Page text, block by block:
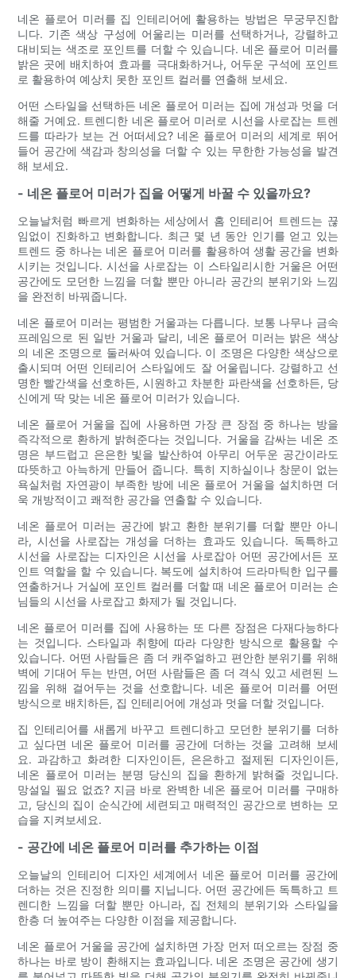
네온 플로어 미러를 집 인테리어에 활용하는 방법은 무궁무진합
니다. 기존 색상 구성에 어울리는 미러를 선택하거나, 강렬하고
대비되는 색조로 포인트를 더할 수 있습니다. 네온 플로어 미러를
밝은 곳에 배치하여 효과를 극대화하거나, 어두운 구석에 포인트
로 활용하여 예상치 못한 포인트 컬러를 연출해 보세요.
어떤 스타일을 선택하든 네온 플로어 미러는 집에 개성과 멋을 더
해줄 거예요. 트렌디한 네온 플로어 미러로 시선을 사로잡는 트렌
드를 따라가 보는 건 어떠세요? 네온 플로어 미러의 세계로 뛰어
들어 공간에 색감과 창의성을 더할 수 있는 무한한 가능성을 발견
해 보세요.
- 네온 플로어 미러가 집을 어떻게 바꿀 수 있을까요?
오늘날처럼 빠르게 변화하는 세상에서 홈 인테리어 트렌드는 끊
임없이 진화하고 변화합니다. 최근 몇 년 동안 인기를 얻고 있는
트렌드 중 하나는 네온 플로어 미러를 활용하여 생활 공간을 변화
시키는 것입니다. 시선을 사로잡는 이 스타일리시한 거울은 어떤
공간에도 모던한 느낌을 더할 뿐만 아니라 공간의 분위기와 느낌
을 완전히 바꿔줍니다.
네온 플로어 미러는 평범한 거울과는 다릅니다. 보통 나무나 금속
프레임으로 된 일반 거울과 달리, 네온 플로어 미러는 밝은 색상
의 네온 조명으로 둘러싸여 있습니다. 이 조명은 다양한 색상으로
출시되며 어떤 인테리어 스타일에도 잘 어울립니다. 강렬하고 선
명한 빨간색을 선호하든, 시원하고 차분한 파란색을 선호하든, 당
신에게 딱 맞는 네온 플로어 미러가 있습니다.
네온 플로어 거울을 집에 사용하면 가장 큰 장점 중 하나는 방을
즉각적으로 환하게 밝혀준다는 것입니다. 거울을 감싸는 네온 조
명은 부드럽고 은은한 빛을 발산하여 아무리 어두운 공간이라도
따뜻하고 아늑하게 만들어 줍니다. 특히 지하실이나 창문이 없는
욕실처럼 자연광이 부족한 방에 네온 플로어 거울을 설치하면 더
욱 개방적이고 쾌적한 공간을 연출할 수 있습니다.
네온 플로어 미러는 공간에 밝고 환한 분위기를 더할 뿐만 아니
라, 시선을 사로잡는 개성을 더하는 효과도 있습니다. 독특하고
시선을 사로잡는 디자인은 시선을 사로잡아 어떤 공간에서든 포
인트 역할을 할 수 있습니다. 복도에 설치하여 드라마틱한 입구를
연출하거나 거실에 포인트 컬러를 더할 때 네온 플로어 미러는 손
님들의 시선을 사로잡고 화제가 될 것입니다.
네온 플로어 미러를 집에 사용하는 또 다른 장점은 다재다능하다
는 것입니다. 스타일과 취향에 따라 다양한 방식으로 활용할 수
있습니다. 어떤 사람들은 좀 더 캐주얼하고 편안한 분위기를 위해
벽에 기대어 두는 반면, 어떤 사람들은 좀 더 격식 있고 세련된 느
낌을 위해 걸어두는 것을 선호합니다. 네온 플로어 미러를 어떤
방식으로 배치하든, 집 인테리어에 개성과 멋을 더할 것입니다.
집 인테리어를 새롭게 바꾸고 트렌디하고 모던한 분위기를 더하
고 싶다면 네온 플로어 미러를 공간에 더하는 것을 고려해 보세
요. 과감하고 화려한 디자인이든, 은은하고 절제된 디자인이든,
네온 플로어 미러는 분명 당신의 집을 환하게 밝혀줄 것입니다.
망설일 필요 없죠? 지금 바로 완벽한 네온 플로어 미러를 구매하
고, 당신의 집이 순식간에 세련되고 매력적인 공간으로 변하는 모
습을 지켜보세요.
- 공간에 네온 플로어 미러를 추가하는 이점
오늘날의 인테리어 디자인 세계에서 네온 플로어 미러를 공간에
더하는 것은 진정한 의미를 지닙니다. 어떤 공간에든 독특하고 트
렌디한 느낌을 더할 뿐만 아니라, 집 전체의 분위기와 스타일을
한층 더 높여주는 다양한 이점을 제공합니다.
네온 플로어 거울을 공간에 설치하면 가장 먼저 떠오르는 장점 중
하나는 바로 방이 환해지는 효과입니다. 네온 조명은 공간에 생기